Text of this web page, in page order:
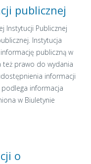
publicznej
Instytucji Publicznej
Instytucja
publiczną w
prawo do wydania
informacji
informacja
w Biuletynie
o